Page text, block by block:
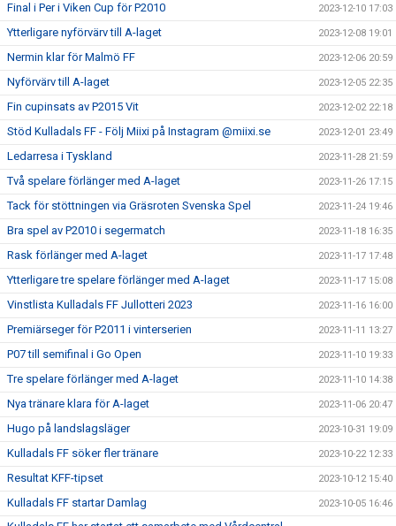
Final i Per i Viken Cup för P2010 2023-12-10 17:03
Ytterligare nyförvärv till A-laget 2023-12-08 19:01
Nermin klar för Malmö FF 2023-12-06 20:59
Nyförvärv till A-laget 2023-12-05 22:35
Fin cupinsats av P2015 Vit 2023-12-02 22:18
Stöd Kulladals FF - Följ Miixi på Instagram @miixi.se 2023-12-01 23:49
Ledarresa i Tyskland 2023-11-28 21:59
Två spelare förlänger med A-laget 2023-11-26 17:15
Tack för stöttningen via Gräsroten Svenska Spel 2023-11-24 19:46
Bra spel av P2010 i segermatch 2023-11-18 16:35
Rask förlänger med A-laget 2023-11-17 17:48
Ytterligare tre spelare förlänger med A-laget 2023-11-17 15:08
Vinstlista Kulladals FF Jullotteri 2023 2023-11-16 16:00
Premiärseger för P2011 i vinterserien 2023-11-11 13:27
P07 till semifinal i Go Open 2023-11-10 19:33
Tre spelare förlänger med A-laget 2023-11-10 14:38
Nya tränare klara för A-laget 2023-11-06 20:47
Hugo på landslagsläger 2023-10-31 19:09
Kulladals FF söker fler tränare 2023-10-22 12:33
Resultat KFF-tipset 2023-10-12 15:40
Kulladals FF startar Damlag 2023-10-05 16:46